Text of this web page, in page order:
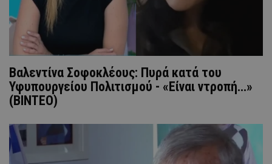
Βαλεντίνα Σοφοκλέους: Πυρά κατά του
Υφυπουργείου Πολιτισμού - «Είναι ντροπή...»
(ΒΙΝΤΕΟ)